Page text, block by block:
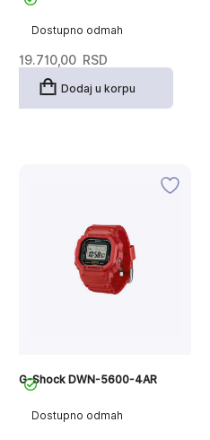
Dostupno odmah
19.710,00 RSD
Dodaj u korpu
Dostupno odmah
G-Shock DWN-5600-4AR